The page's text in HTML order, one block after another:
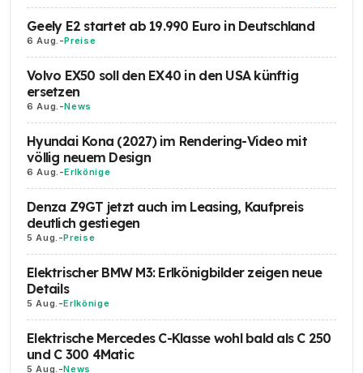
Geely E2 startet ab 19.990 Euro in Deutschland
6 Aug. -Preise
Volvo EX50 soll den EX40 in den USA künftig
ersetzen
6 Aug. -News
Hyundai Kona (2027) im Rendering-Video mit
völlig neuem Design
6 Aug. -Erlkönige
Denza Z9GT jetzt auch im Leasing, Kaufpreis
deutlich gestiegen
5 Aug. -Preise
Elektrischer BMW M3: Erlkönigbilder zeigen neue
Details
5 Aug. -Erlkönige
Elektrische Mercedes C-Klasse wohl bald als C 250
und C 300 4Matic
5 Aug. -News